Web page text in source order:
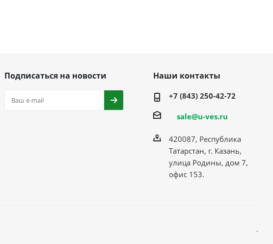
Подписаться на новости Наши контакты
+7 (843) 250-42-72
sale@u-ves.ru
420087, Республика
Татарстан, г. Казань,
улица Родины, дом 7,
офис 153.
.